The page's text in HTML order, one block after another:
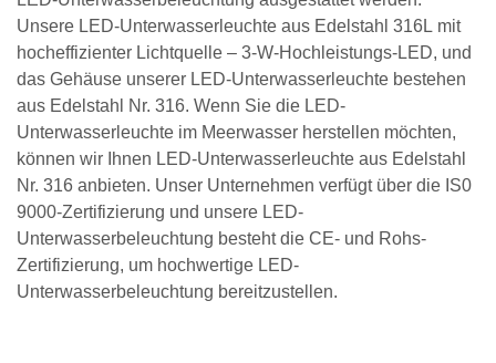
Unsere LED-Unterwasserleuchte aus Edelstahl 316L mit
hocheffizienter Lichtquelle – 3-W-Hochleistungs-LED, und
das Gehäuse unserer LED-Unterwasserleuchte bestehen
aus Edelstahl Nr. 316. Wenn Sie die LED-
Unterwasserleuchte im Meerwasser herstellen möchten,
können wir Ihnen LED-Unterwasserleuchte aus Edelstahl
Nr. 316 anbieten. Unser Unternehmen verfügt über die IS0
9000-Zertifizierung und unsere LED-
Unterwasserbeleuchtung besteht die CE- und Rohs-
Zertifizierung, um hochwertige LED-
Unterwasserbeleuchtung bereitzustellen.